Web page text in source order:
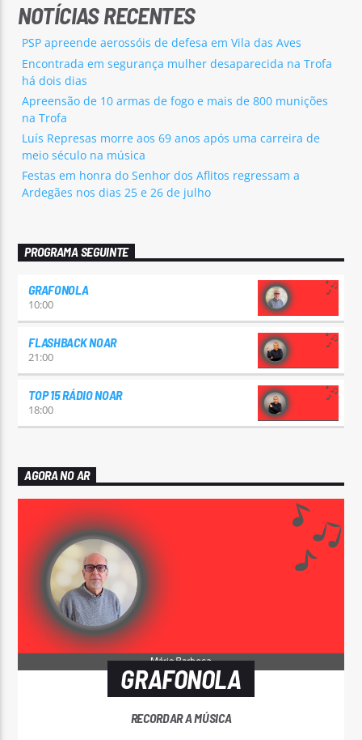
NOTÍCIAS RECENTES
PSP apreende aerossóis de defesa em Vila das Aves
Encontrada em segurança mulher desaparecida na Trofa
há dois dias
Apreensão de 10 armas de fogo e mais de 800 munições
na Trofa
Luís Represas morre aos 69 anos após uma carreira de
meio século na música
Festas em honra do Senhor dos Aflitos regressam a
Ardegães nos dias 25 e 26 de julho
PROGRAMA SEGUINTE
GRAFONOLA
10:00
FLASHBACK NOAR
21:00
TOP 15 RÁDIO NOAR
18:00
AGORA NO AR
GRAFONOLA
RECORDAR A MÚSICA